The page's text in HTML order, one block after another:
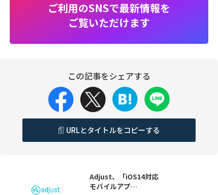
ご利用のSNSで最新情報を
ご覧いただけます
この記事をシェアする
URLとタイトルをコピーする
Adjust、「iOS14対応
モバイルアプ…